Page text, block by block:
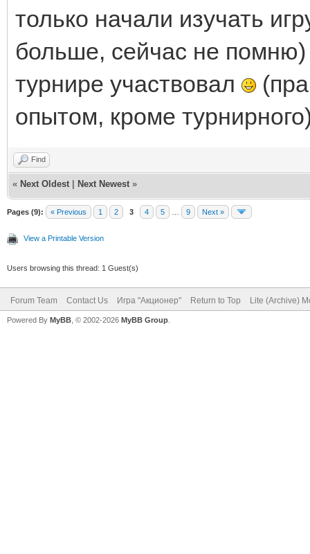
только начали изучать
больше, сейчас не
турнире участвовал
опытом, кроме
Find
« Next Oldest Next Newest »
Pages (9): « Previous 1 2 3 4 5 9 Next »
View a Printable Version
Users browsing this thread: 1 Guest(s)
Forum Team Contact Us Игра "Акционер" Return to Top Lite (Archive)
Powered By MyBB , © 2002-2026 MyBB Group